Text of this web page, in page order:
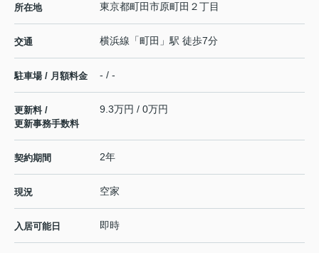
所在地 東京都町田市原町田 ２丁目
交通 横浜線 「町田 」駅 徒歩7分
駐車場 / 月額料金 - / -
更新料 /
更新事務手数料
9.3万円 / 0万円
契約期間 2年
現況 空家
入居可能日 即時